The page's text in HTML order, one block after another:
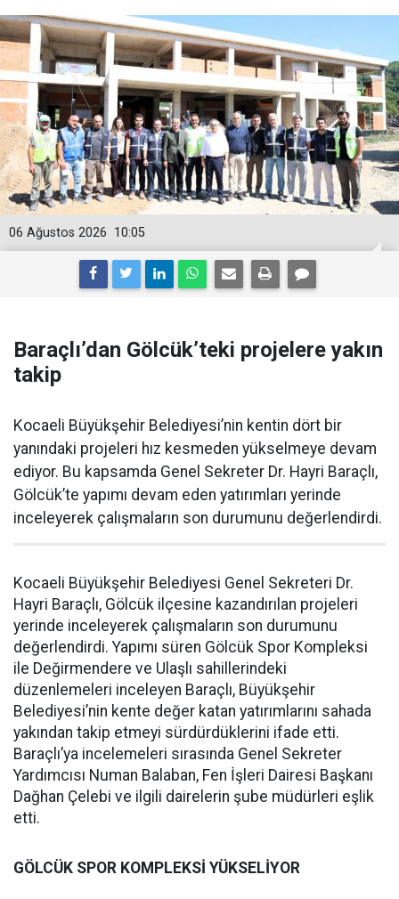
10:05
06 Ağustos 2026
Baraçlı’dan Gölcük’teki projelere yakın
takip
Kocaeli Büyükşehir Belediyesi’nin kentin dört bir
yanındaki projeleri hız kesmeden yükselmeye devam
ediyor. Bu kapsamda Genel Sekreter Dr. Hayri Baraçlı,
Gölcük’te yapımı devam eden yatırımları yerinde
inceleyerek çalışmaların son durumunu değerlendirdi.
Kocaeli Büyükşehir Belediyesi Genel Sekreteri Dr.
Hayri Baraçlı, Gölcük ilçesine kazandırılan projeleri
yerinde inceleyerek çalışmaların son durumunu
değerlendirdi. Yapımı süren Gölcük Spor Kompleksi
ile Değirmendere ve Ulaşlı sahillerindeki
düzenlemeleri inceleyen Baraçlı, Büyükşehir
Belediyesi’nin kente değer katan yatırımlarını sahada
yakından takip etmeyi sürdürdüklerini ifade etti.
Baraçlı’ya incelemeleri sırasında Genel Sekreter
Yardımcısı Numan Balaban, Fen İşleri Dairesi Başkanı
Dağhan Çelebi ve ilgili dairelerin şube müdürleri eşlik
etti.
GÖLCÜK SPOR KOMPLEKSİ YÜKSELİYOR